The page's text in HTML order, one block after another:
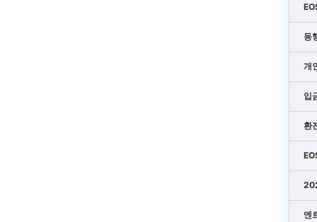
동
개
입
환
엔